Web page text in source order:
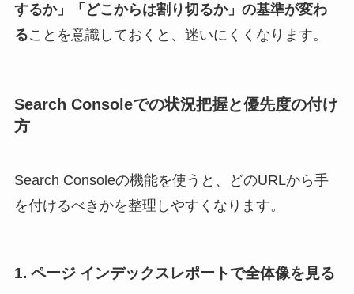
するか」「どこからは割り切るか」の基準が変わ
ることを意識しておくと、迷いにくくなります。
Search Consoleでの状況把握と優先度の付け
方
Search Consoleの機能を使うと、どのURLから手
を付けるべきかを整理しやすくなります。
1. ページ インデックスレポートで全体像を見る